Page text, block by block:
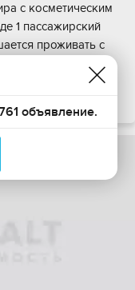
с косметическим
1 пассажирский
проживать с
техника: ТВ,
объявление.